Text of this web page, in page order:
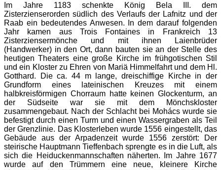
Im Jahre 1183 schenkte König Bela III. dem
Zisterzienserorden südlich des Verlaufs der Lafnitz und der
Raab ein bedeutendes Anwesen. In dem darauf folgenden
Jahr kamen aus Trois Fontaines in Frankreich 13
Zisterziensermönche und mit ihnen Laienbrüder
(Handwerker) in den Ort, dann bauten sie an der Stelle des
heutigen Theaters eine große Kirche im frühgotischen Stil
und ein Kloster zu Ehren von Mariä Himmelfahrt und dem Hl.
Gotthard. Die ca. 44 m lange, dreischiffige Kirche in der
Grundform eines lateinischen Kreuzes mit einem
halbkreisförmigen Chorraum hatte keinen Glockenturm, an
der Südseite war sie mit dem Mönchskloster
zusammengebaut. Nach der Schlacht bei Mohács wurde sie
befestigt durch einen Turm und einen Wassergraben als Teil
der Grenzlinie. Das Klosterleben wurde 1556 eingestellt, das
Gebäude aus der Arpadenzeit wurde 1556 zerstört: Der
steirische Hauptmann Tieffenbach sprengte es in die Luft, als
sich die Heiduckenmannschaften näherten. Im Jahre 1677
wurde auf den Trümmern eine neue, kleinere Kirche